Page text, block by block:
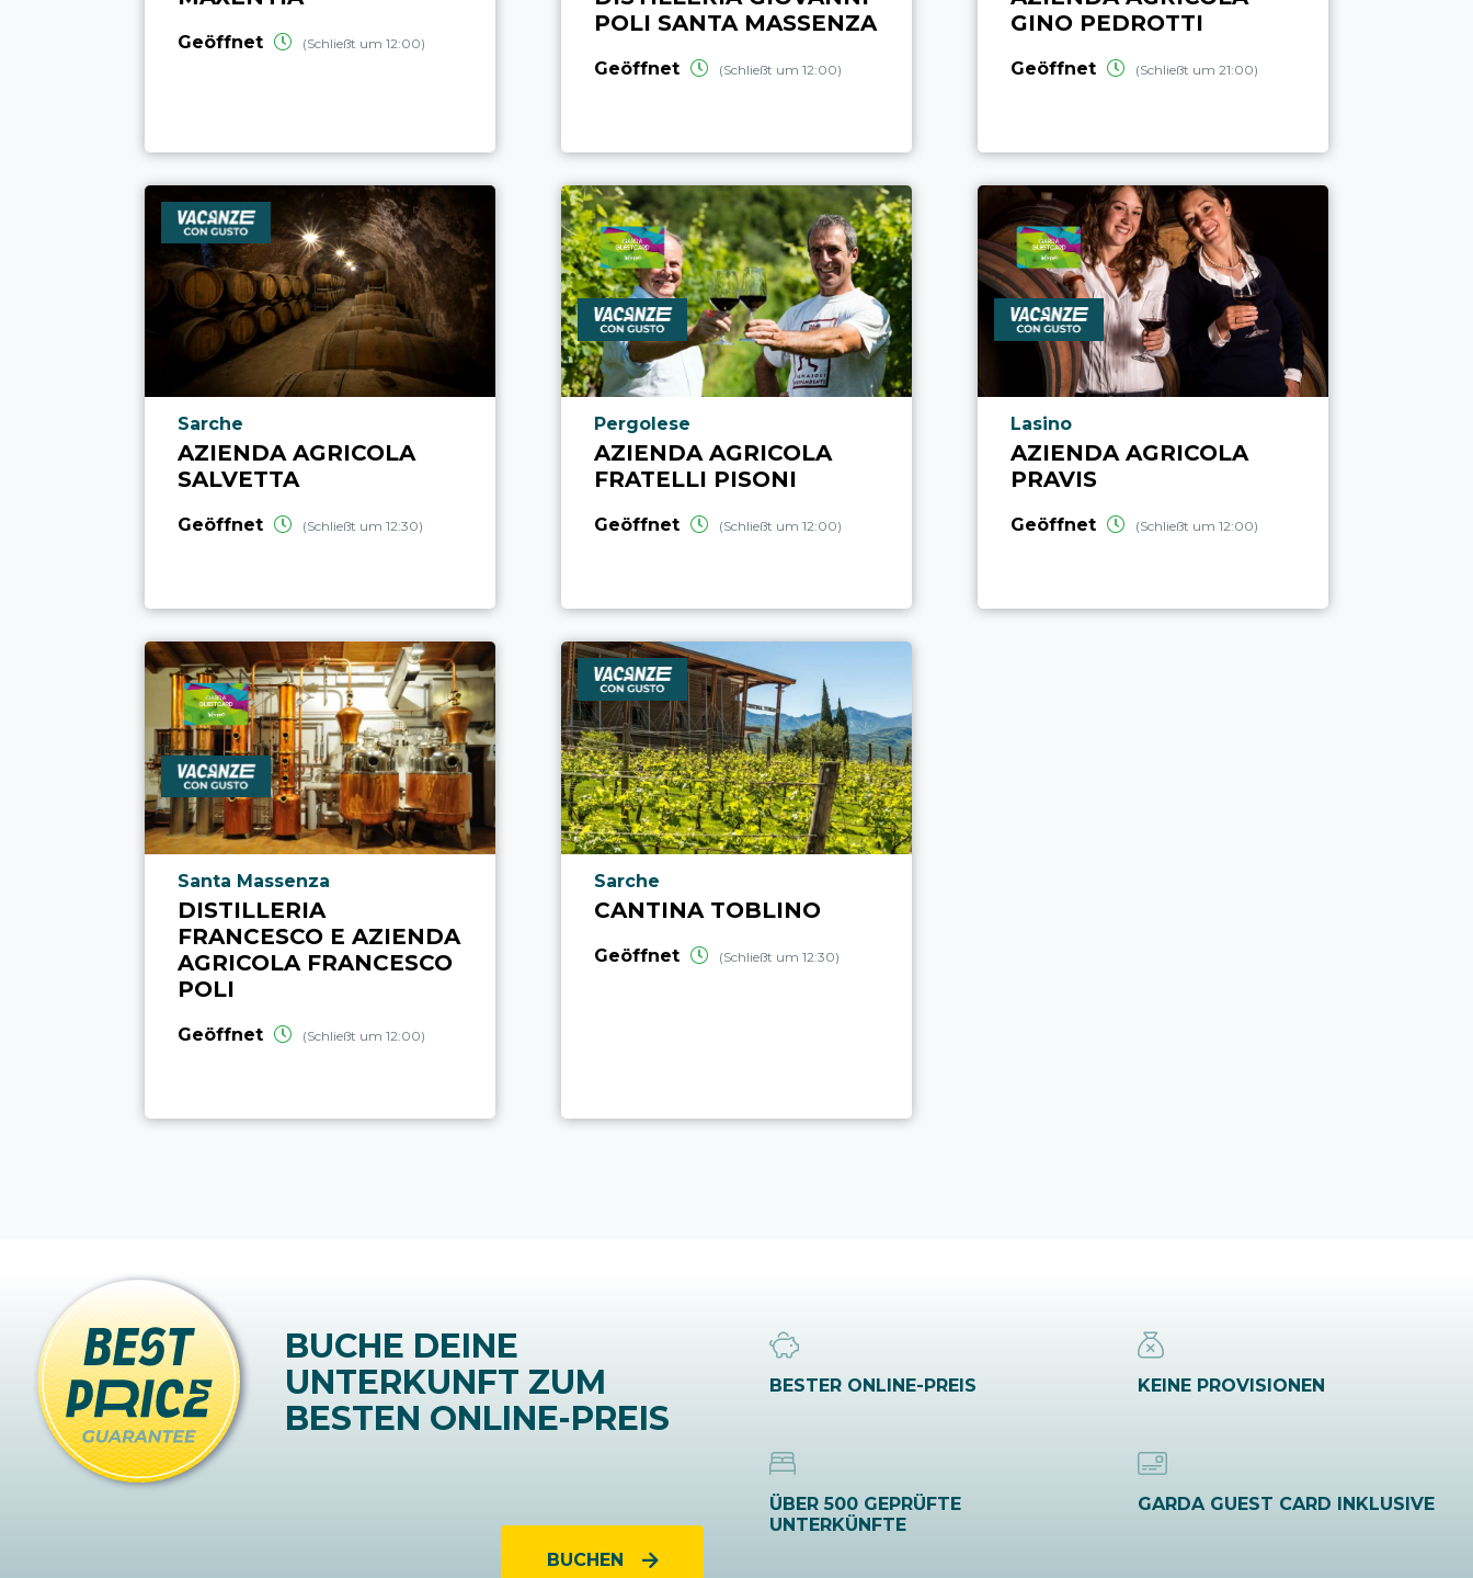
Geöffnet (Schließt um 12:00)
POLI SANTA MASSENZA
Geöffnet (Schließt um 12:00)
GINO PEDROTTI
Geöffnet (Schließt um 21:00)
aria.poi_location_prefix
Sarche
AZIENDA AGRICOLA
SALVETTA
Geöffnet (Schließt um 12:30)
aria.poi_location_prefix
Pergolese
AZIENDA AGRICOLA
FRATELLI PISONI
Geöffnet (Schließt um 12:00)
aria.poi_location_prefix
Lasino
AZIENDA AGRICOLA
PRAVIS
Geöffnet (Schließt um 12:00)
aria.poi_location_prefix
Santa Massenza
DISTILLERIA
FRANCESCO E AZIENDA
AGRICOLA FRANCESCO
POLI
Geöffnet (Schließt um 12:00)
aria.poi_location_prefix
Sarche
CANTINA TOBLINO
Geöffnet (Schließt um 12:30)
BUCHE DEINE
UNTERKUNFT ZUM
BESTEN ONLINE-PREIS
BUCHEN
BESTER ONLINE-PREIS KEINE PROVISIONEN
ÜBER 500 GEPRÜFTE
UNTERKÜNFTE
GARDA GUEST CARD INKLUSIVE